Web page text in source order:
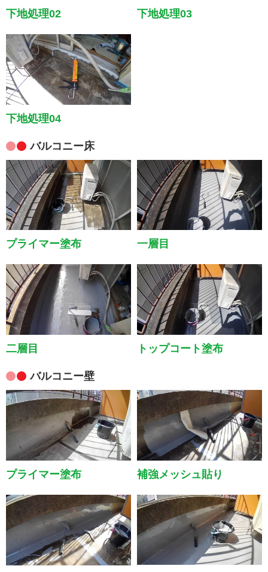
下地処理02 下地処理03
下地処理04
バルコニー床
プライマー塗布 一層目
二層目 トップコート塗布
バルコニー壁
プライマー塗布 補強メッシュ貼り